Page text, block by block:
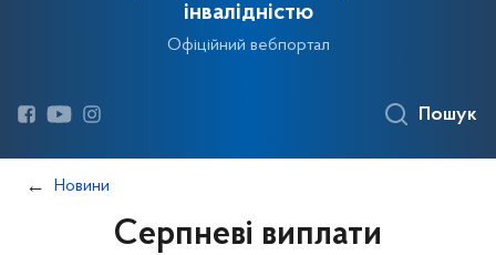
інвалідністю
Офіційний вебпортал
Пошук
Новини
Серпневі виплати